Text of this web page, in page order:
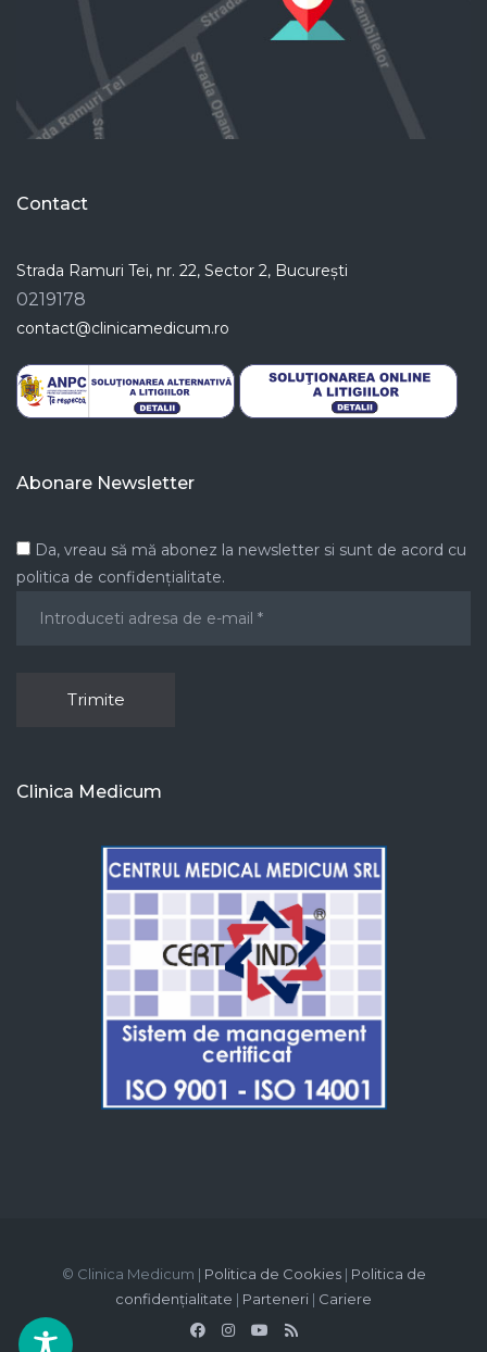
Contact
Strada Ramuri Tei, nr. 22, Sector 2, București
0219178
contact@clinicamedicum.ro
Abonare Newsletter
Da, vreau să mă abonez la newsletter si sunt de acord cu
politica de confidențialitate.
Clinica Medicum
© Clinica Medicum | Politica de Cookies| Politica de
confidențialitate | Parteneri | Cariere